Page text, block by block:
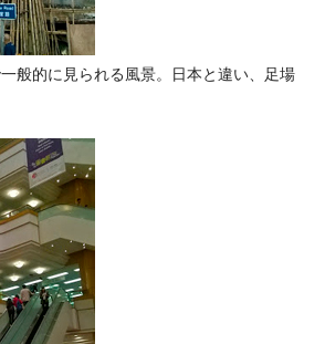
般的に見られる風景。日本と違い、足場